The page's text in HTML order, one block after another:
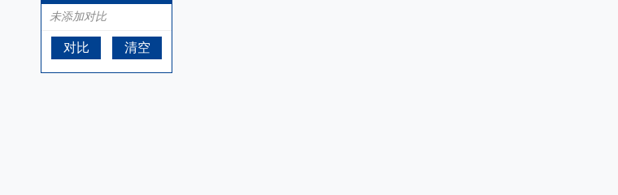
未添加对比
对比 清空